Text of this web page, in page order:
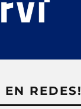
EN REDES!